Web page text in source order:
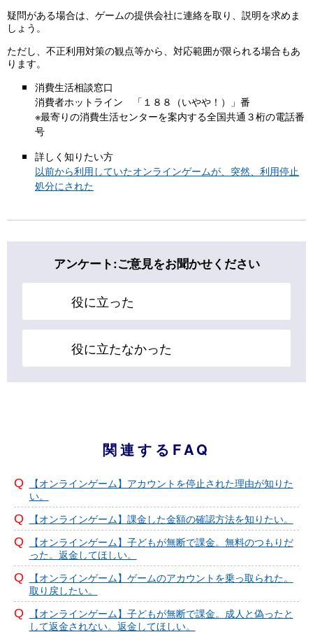
疑問がある場合は、ゲームの提供会社に連絡を取り、説明を求めま
しょう。
ただし、不正利用対策の観点等から、対応範囲が限られる場合もあ
ります。
消費生活相談窓口
消費者ホットライン 「１８８（いやや！）」番
※最寄りの消費生活センターを案内する全国共通３桁の電話番
号
詳しく知りたい方
以前から利用していたオンラインゲームが、突然、利用停止
処分にされた
アンケート:ご意見をお聞かせください
役に立った
役に立たなかった
関連するFAQ
【オンラインゲーム】アカウントを停止された理由が知りた
い。
【オンラインゲーム】課金した金額の確認方法を知りたい。
【オンラインゲーム】子どもが無断で課金。無料のつもりだ
った。返金してほしい。
【オンラインゲーム】ゲームのアカウントを乗っ取られた。
取り戻したい。
【オンラインゲーム】子どもが無断で課金。成人と偽ったと
して返金されない。返金してほしい。